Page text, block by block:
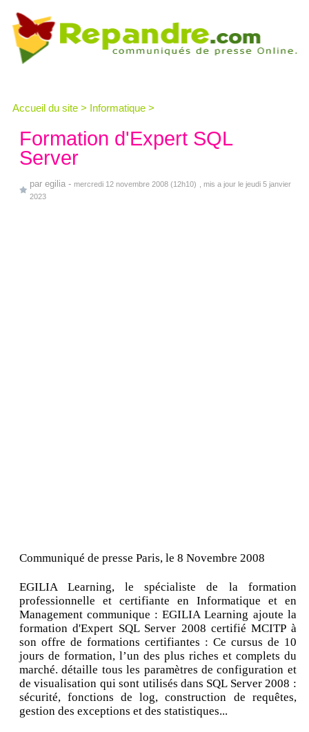
Accueil du site > Informatique >
Formation d'Expert SQL
Server
par egilia - mercredi 12 novembre 2008 (12h10)
, mis a jour le jeudi 5 janvier
2023
Communiqué de presse Paris, le 8 Novembre 2008
EGILIA Learning, le spécialiste de la formation
professionnelle et certifiante en Informatique et en
Management communique : EGILIA Learning ajoute la
formation d'Expert SQL Server 2008 certifié MCITP à
son offre de formations certifiantes : Ce cursus de 10
jours de formation, l’un des plus riches et complets du
marché. détaille tous les paramètres de configuration et
de visualisation qui sont utilisés dans SQL Server 2008 :
sécurité, fonctions de log, construction de requêtes,
gestion des exceptions et des statistiques...